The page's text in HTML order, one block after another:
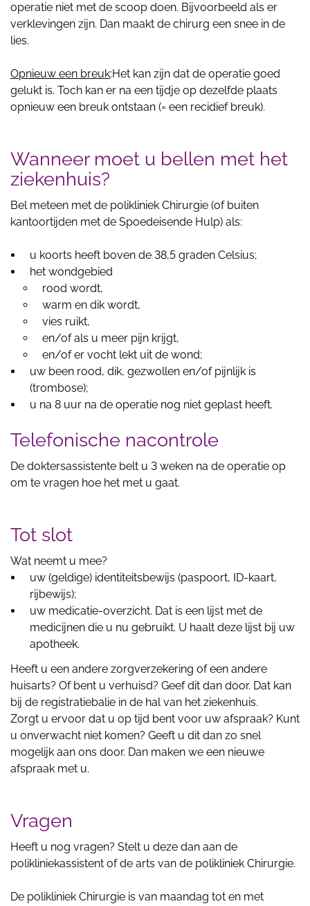
operatie niet met de scoop doen. Bijvoorbeeld als er
verklevingen zijn. Dan maakt de chirurg een snee in de
lies.
Opnieuw een breuk:Het kan zijn dat de operatie goed
gelukt is. Toch kan er na een tijdje op dezelfde plaats
opnieuw een breuk ontstaan (= een recidief breuk).
Wanneer moet u bellen met het
ziekenhuis?
Bel meteen met de polikliniek Chirurgie (of buiten
kantoortijden met de Spoedeisende Hulp) als:
u koorts heeft boven de 38,5 graden Celsius;
het wondgebied
rood wordt,
warm en dik wordt,
vies ruikt,
en/of als u meer pijn krijgt,
en/of er vocht lekt uit de wond;
uw been rood, dik, gezwollen en/of pijnlijk is
(trombose);
u na 8 uur na de operatie nog niet geplast heeft.
Telefonische nacontrole
De doktersassistente belt u 3 weken na de operatie op
om te vragen hoe het met u gaat.
Tot slot
Wat neemt u mee?
uw (geldige) identiteitsbewijs (paspoort, ID-kaart,
rijbewijs);
uw medicatie-overzicht. Dat is een lijst met de
medicijnen die u nu gebruikt. U haalt deze lijst bij uw
apotheek.
Heeft u een andere zorgverzekering of een andere
huisarts? Of bent u verhuisd? Geef dit dan door. Dat kan
bij de registratiebalie in de hal van het ziekenhuis.
Zorgt u ervoor dat u op tijd bent voor uw afspraak? Kunt
u onverwacht niet komen? Geeft u dit dan zo snel
mogelijk aan ons door. Dan maken we een nieuwe
afspraak met u.
Vragen
Heeft u nog vragen? Stelt u deze dan aan de
polikliniekassistent of de arts van de polikliniek Chirurgie.
De polikliniek Chirurgie is van maandag tot en met